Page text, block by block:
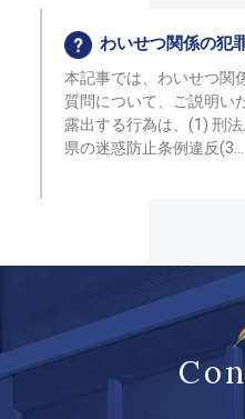
わいせつ関係の犯
本記事では、わいせつ関
質問について、ご説明い
露出する行為は、(1) 刑
県の迷惑防止条例違反(3